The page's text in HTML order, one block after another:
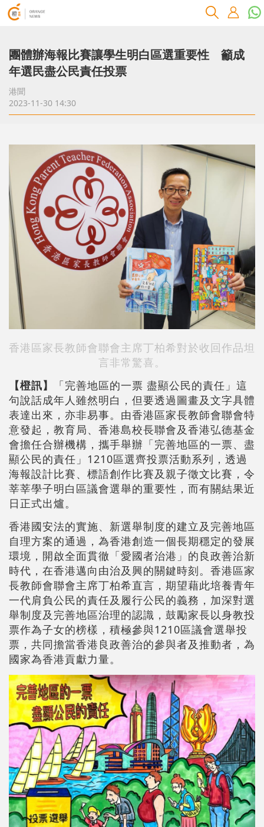
團體辦海報比賽讓學生明白區選重要性 籲成
年選民盡公民責任投票
港聞
2023-11-30 14:30
香港區家長教師會聯會主席丁柏希對於收回作品坦
言非常驚喜。
【橙訊】
「完善地區的一票 盡顯公民的責任」這
句說話成年人雖然明白，但要透過圖畫及文字具體
表達出來，亦非易事。由香港區家長教師會聯會特
意發起，教育局、香港島校長聯會及香港弘德基金
會擔任合辦機構，攜手舉辦「完善地區的一票、盡
顯公民的責任」1210區選齊投票活動系列，透過
海報設計比賽、標語創作比賽及親子徵文比賽，令
莘莘學子明白區議會選舉的重要性，而有關結果近
日正式出爐。
香港國安法的實施、新選舉制度的建立及完善地區
自理方案的通過，為香港創造一個長期穩定的發展
環境，開啟全面貫徹「愛國者治港」的良政善治新
時代，在香港邁向由治及興的關鍵時刻。香港區家
長教師會聯會主席丁柏希直言，期望藉此培養青年
一代肩負公民的責任及履行公民的義務，加深對選
舉制度及完善地區治理的認識，鼓勵家長以身教投
票作為子女的榜樣，積極參與1210區議會選舉投
票，共同擔當香港良政善治的參與者及推動者，為
國家為香港貢獻力量。